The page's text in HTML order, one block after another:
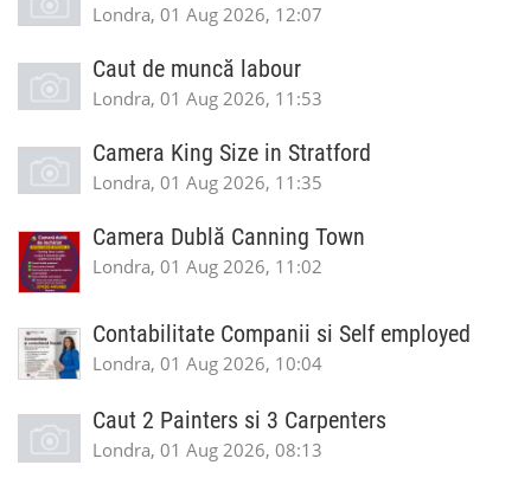
Londra, 01 Aug 2026, 12:07
Caut de muncă labour
Londra, 01 Aug 2026, 11:53
Camera King Size in Stratford
Londra, 01 Aug 2026, 11:35
Camera Dublă Canning Town
Londra, 01 Aug 2026, 11:02
Contabilitate Companii si Self employed
Londra, 01 Aug 2026, 10:04
Caut 2 Painters si 3 Carpenters
Londra, 01 Aug 2026, 08:13